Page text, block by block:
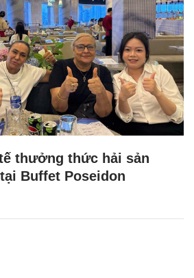
thưởng thức hải sản
Buffet Poseidon